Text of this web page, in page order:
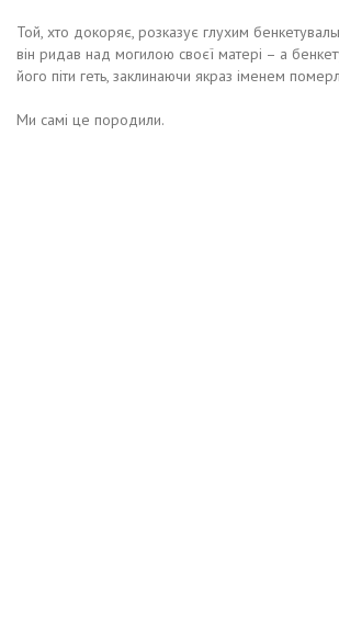
Той, хто докоряє, розказує глухим
він ридав над могилою своєї матері – а
його піти геть, заклинаючи якраз іменем
Ми самі це породили.